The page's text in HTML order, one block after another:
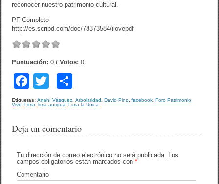
reconocer nuestro patrimonio cultural.
PF Completo
http://es.scribd.com/doc/78373584/ilovepdf
Puntuación:0 / Votos:0
F
a
c
e
b
o
o
T
wi
tt
er
o
m
p
ar
tir
Etiquetas:Anahí Vásquez ,Arbolaridad ,David Pino ,facebook ,Foro Patrimonio
Vivo ,Lima ,lima antigua ,Lima la Única
Deja un comentario
Tu dirección de correo electrónico no será publicada. Los
campos obligatorios están marcados con*
Comentario